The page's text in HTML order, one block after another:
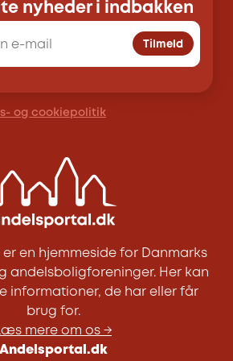
nyheder i indbakken
Tilmeld
og cookiepolitik
en hjemmeside for Danmarks
andelsboligforeninger. Her kan
informationer, de har eller får
brug for.
mere om os →
Andelsportal.dk